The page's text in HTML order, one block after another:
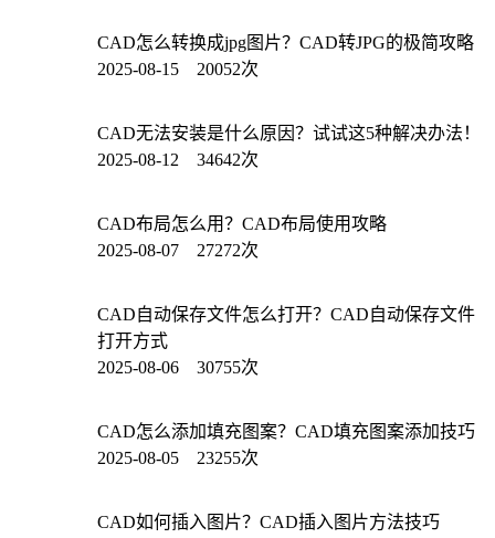
CAD怎么转换成jpg图片？CAD转JPG的极简攻略
2025-08-15 20052次
CAD无法安装是什么原因？试试这5种解决办法！
2025-08-12 34642次
CAD布局怎么用？CAD布局使用攻略
2025-08-07 27272次
CAD自动保存文件怎么打开？CAD自动保存文件
打开方式
2025-08-06 30755次
CAD怎么添加填充图案？CAD填充图案添加技巧
2025-08-05 23255次
CAD如何插入图片？CAD插入图片方法技巧